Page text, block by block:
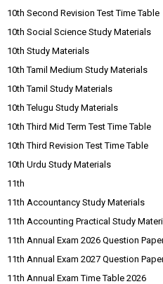
10th Second Revision Test Time Table
10th Social Science Study Materials
10th Study Materials
10th Tamil Medium Study Materials
10th Tamil Study Materials
10th Telugu Study Materials
10th Third Mid Term Test Time Table
10th Third Revision Test Time Table
10th Urdu Study Materials
11th
11th Accountancy Study Materials
11th Accounting Practical Study
11th Annual Exam 2026 Question
11th Annual Exam 2027 Question
11th Annual Exam Time Table 2026